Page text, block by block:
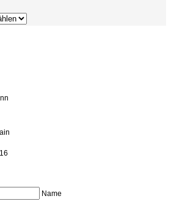
Name